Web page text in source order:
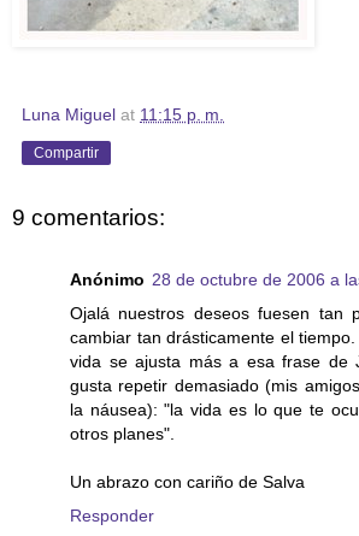
Luna Miguel at 11:15 p. m.
Compartir
9 comentarios:
Anónimo 28 de octubre de 2006 a
Ojalá nuestros deseos fuesen tan
cambiar tan drásticamente el
vida se ajusta más a esa frase de
gusta repetir demasiado (mis
la náusea): "la vida es lo que te
otros planes".
Un abrazo con cariño de Salva
Responder